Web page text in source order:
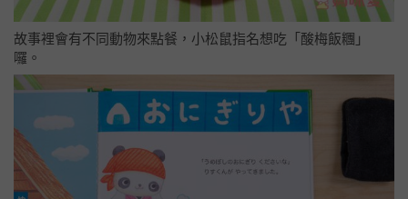
故事裡會有不同動物來點餐，小松鼠指名想吃「酸梅飯糰」
囉。